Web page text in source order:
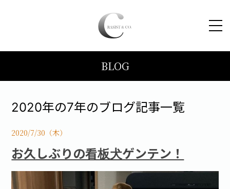
コンセプト
トピックス
施工事例
BLOG
2020年の7年のブログ記事一覧
2020/7/30（木）
お久しぶりの看板犬ゲンテン！